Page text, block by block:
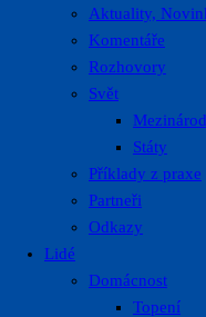
Aktuality,
Komentáře
Rozhovory
Svět
Státy
Příklady z praxe
Partneři
Odkazy
Lidé
Domácnost
Topení